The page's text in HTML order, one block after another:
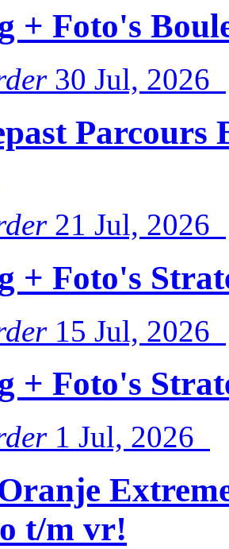
+ Foto's
30 Jul, 2026
Parcours
21 Jul, 2026
+ Foto's
15 Jul, 2026
+ Foto's
1 Jul, 2026
t/m vr!